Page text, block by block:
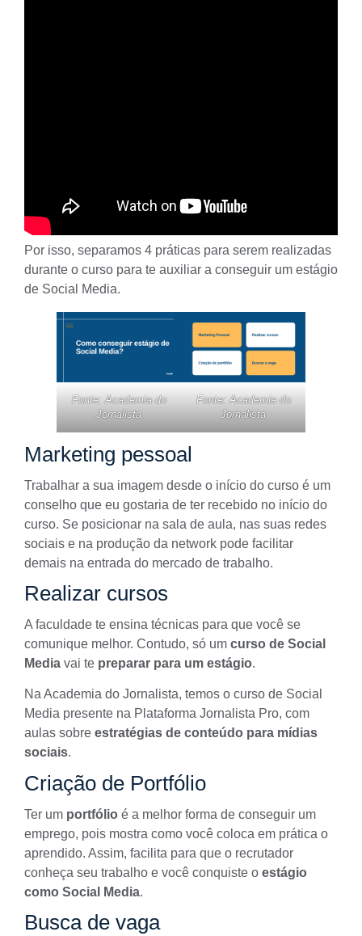
Por isso, separamos 4 práticas para serem realizadas
durante o curso para te auxiliar a conseguir um estágio
de Social Media.
Fonte: Academia do
Jornalista
Fonte: Academia do
Jornalista
Marketing pessoal
Trabalhar a sua imagem desde o início do curso é um
conselho que eu gostaria de ter recebido no início do
curso. Se posicionar na sala de aula, nas suas redes
sociais e na produção da network pode facilitar
demais na entrada do mercado de trabalho.
Realizar cursos
A faculdade te ensina técnicas para que você se
comunique melhor. Contudo, só um curso de Social
Media vai te preparar para um estágio.
Na Academia do Jornalista, temos o curso de Social
Media presente na Plataforma Jornalista Pro, com
aulas sobre estratégias de conteúdo para mídias
sociais.
Criação de Portfólio
Ter um portfólio é a melhor forma de conseguir um
emprego, pois mostra como você coloca em prática o
aprendido. Assim, facilita para que o recrutador
conheça seu trabalho e você conquiste o estágio
como Social Media.
Busca de vaga